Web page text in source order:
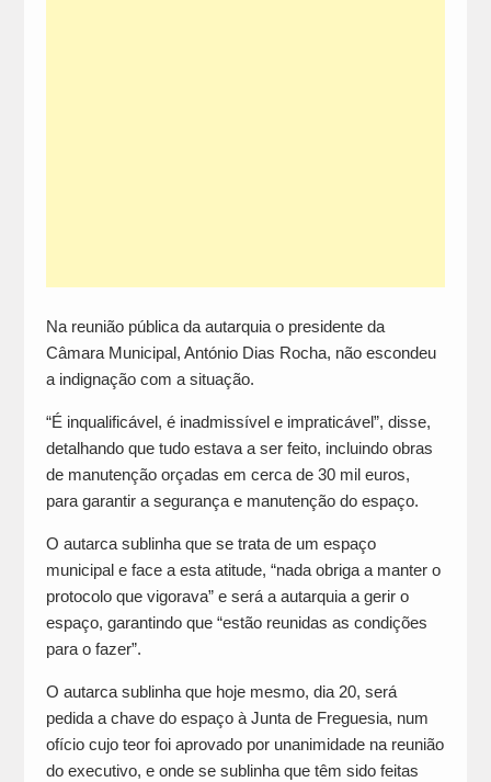
Na reunião pública da autarquia o presidente da
Câmara Municipal, António Dias Rocha, não escondeu
a indignação com a situação.
“É inqualificável, é inadmissível e impraticável”, disse,
detalhando que tudo estava a ser feito, incluindo obras
de manutenção orçadas em cerca de 30 mil euros,
para garantir a segurança e manutenção do espaço.
O autarca sublinha que se trata de um espaço
municipal e face a esta atitude, “nada obriga a manter o
protocolo que vigorava” e será a autarquia a gerir o
espaço, garantindo que “estão reunidas as condições
para o fazer”.
O autarca sublinha que hoje mesmo, dia 20, será
pedida a chave do espaço à Junta de Freguesia, num
ofício cujo teor foi aprovado por unanimidade na reunião
do executivo, e onde se sublinha que têm sido feitas